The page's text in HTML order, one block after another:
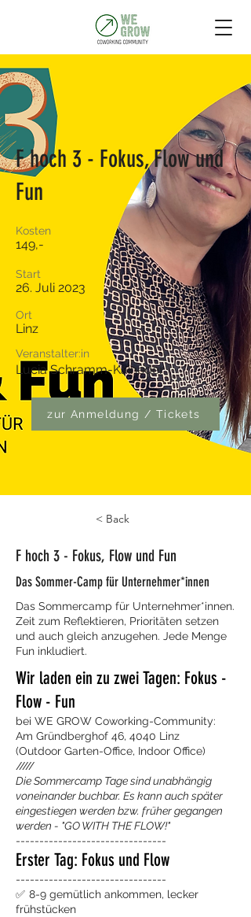
F hoch 3 - Fokus, Flow und
Fun
Kosten
149,-
Start
26. Juli 2023
Ort
Linz
Veranstalter:in
Lucia Schramm-Kaineder
zur Anmeldung / Tickets
< Back
F hoch 3 - Fokus, Flow und Fun
Das Sommer-Camp für Unternehmer*innen
Das Sommercamp für Unternehmer*innen.
Zeit zum Reflektieren, Prioritäten setzen
und auch gleich anzugehen. Jede Menge
Fun inkludiert.
Wir laden ein zu zwei Tagen: Fokus -
Flow - Fun
bei WE GROW Coworking-Community:
Am Gründberghof 46, 4040 Linz
(Outdoor Garten-Office, Indoor Office)
/////
Die Sommercamp Tage sind unabhängig
voneinander buchbar. Es kann auch später
eingestiegen werden bzw. früher gegangen
werden - "GO WITH THE FLOW!"
--------------------------------
Erster Tag: Fokus und Flow
--------------------------------
✅ 8-9 gemütlich ankommen, lecker
frühstücken